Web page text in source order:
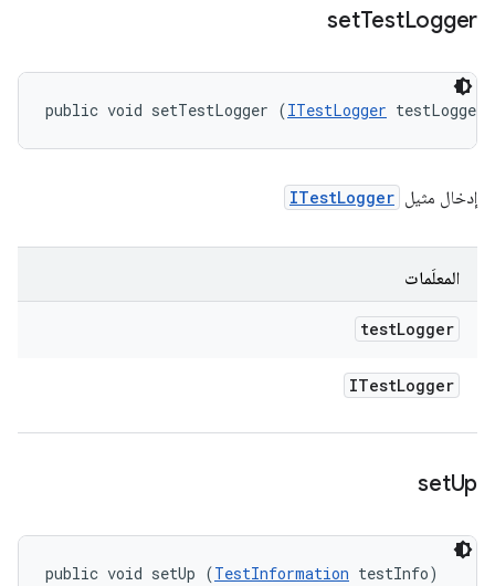
setTestLogger
public void setTestLogger (ITestLogger testLogger)
إدخال مثيل ITestLogger
المعلَمات
testLogger
ITestLogger
setUp
public void setUp (TestInformation testInfo)